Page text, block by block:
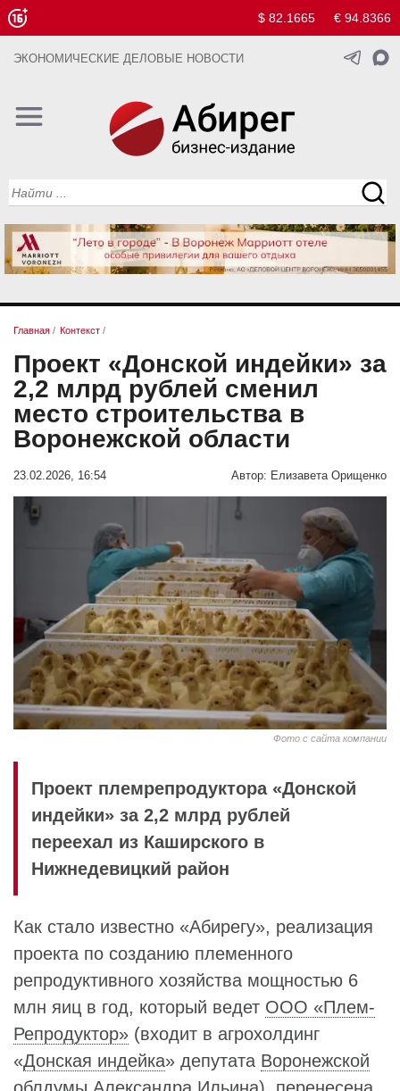
$ 82.1665 € 94.8366
ЭКОНОМИЧЕСКИЕ ДЕЛОВЫЕ НОВОСТИ
Главная / Контекст /
Проект «Донской индейки» за
2,2 млрд рублей сменил
место строительства в
Воронежской области
23.02.2026, 16:54 Автор: Елизавета Орищенко
Фото с сайта компании
Проект племрепродуктора «Донской
индейки» за 2,2 млрд рублей
переехал из Каширского в
Нижнедевицкий район
Как стало известно «Абирегу», реализация
проекта по созданию племенного
репродуктивного хозяйства мощностью 6
млн яиц в год, который ведет ООО «Плем-
Репродуктор» (входит в агрохолдинг
«Донская индейка» депутата Воронежской